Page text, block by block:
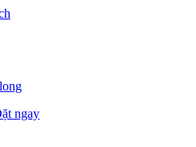
ngay